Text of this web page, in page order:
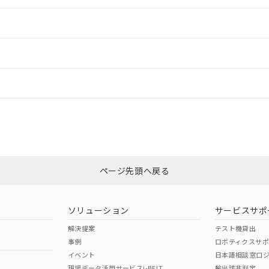
24mm以上
ダウンロードはこちら
（日本
（アメリカ
ページ先頭へ戻る
ソリューション
解決提案
事例
イベント
サービスサポ
テスト機貸出
ロボティクスサ
日本語相談窓口